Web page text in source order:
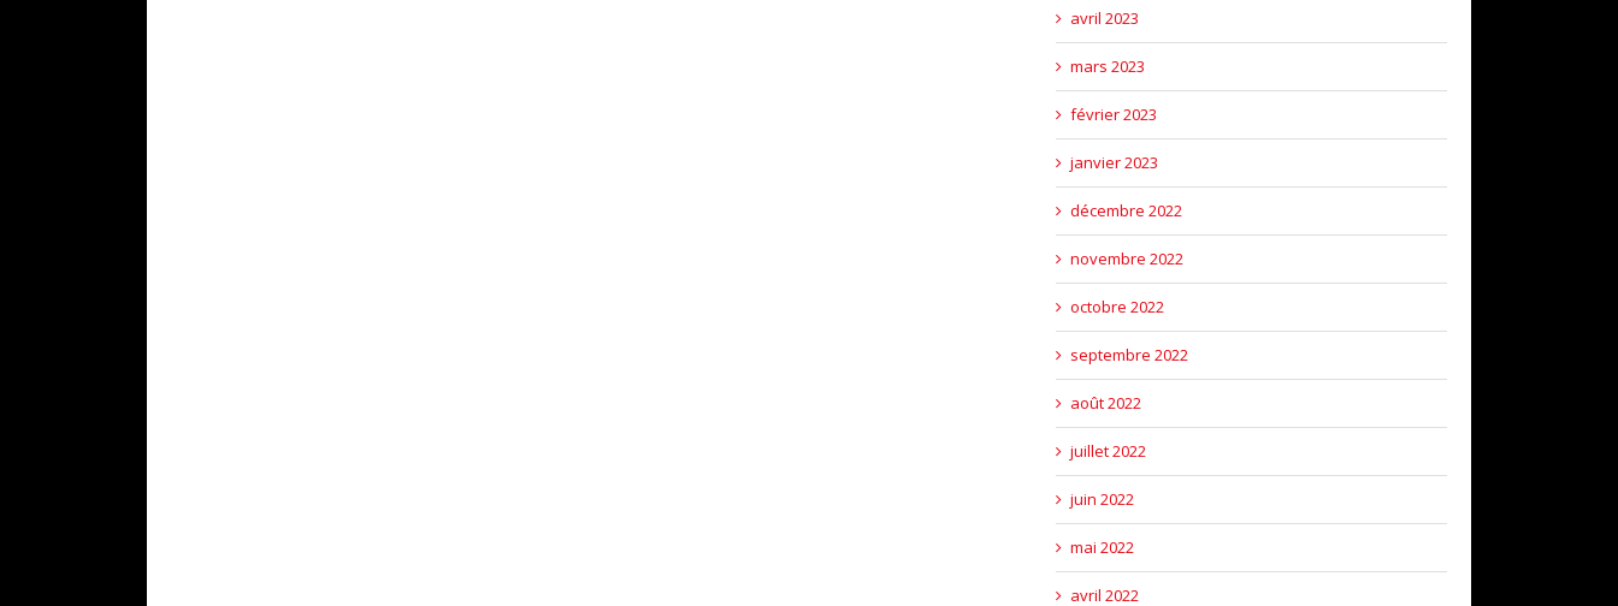
avril 2023
mars 2023
février 2023
janvier 2023
décembre 2022
novembre 2022
octobre 2022
septembre 2022
août 2022
juillet 2022
juin 2022
mai 2022
avril 2022